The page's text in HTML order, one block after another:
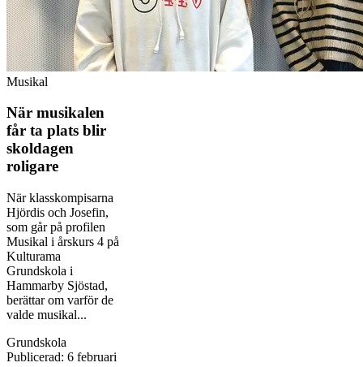
Musikal
När musikalen
får ta plats blir
skoldagen
roligare
När klasskompisarna
Hjördis och Josefin,
som går på profilen
Musikal i årskurs 4 på
Kulturama
Grundskola i
Hammarby Sjöstad,
berättar om varför de
valde musikal...
Grundskola
Publicerad: 6 februari